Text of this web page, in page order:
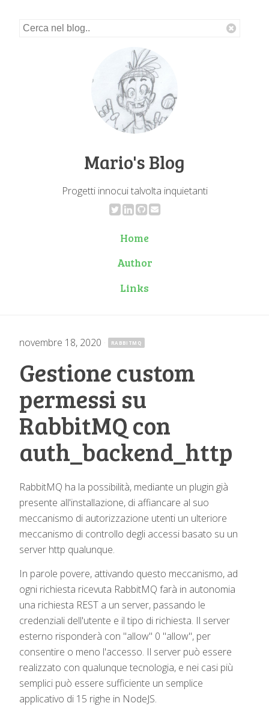
Mario's Blog
Progetti innocui talvolta inquietanti
Home
Author
Links
novembre 18, 2020 · RABBITMQ
Gestione custom
permessi su
RabbitMQ con
auth_backend_http
RabbitMQ ha la possibilità, mediante un plugin già
presente all'installazione, di affiancare al suo
meccanismo di autorizzazione utenti un ulteriore
meccanismo di controllo degli accessi basato su un
server http qualunque.
In parole povere, attivando questo meccanismo, ad
ogni richiesta ricevuta RabbitMQ farà in autonomia
una richiesta REST a un server, passando le
credenziali dell'utente e il tipo di richiesta. Il server
esterno risponderà con "allow" 0 "allow", per
consentire o meno l'accesso. Il server può essere
realizzato con qualunque tecnologia, e nei casi più
semplici può essere sufficiente un semplice
applicativo di 15 righe in NodeJS.